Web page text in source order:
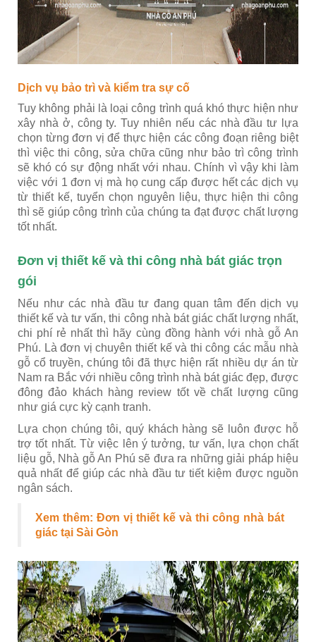
Dịch vụ bảo trì và kiểm tra sự cố
Tuy không phải là loại công trình quá khó thực hiện như
xây nhà ở, công ty. Tuy nhiên nếu các nhà đầu tư lựa
chọn từng đơn vị để thực hiện các công đoạn riêng biệt
thì việc thi công, sửa chữa cũng như bảo trì công trình
sẽ khó có sự động nhất với nhau. Chính vì vậy khi làm
việc với 1 đơn vị mà họ cung cấp được hết các dịch vụ
từ thiết kế, tuyển chọn nguyên liệu, thực hiện thi công
thì sẽ giúp công trình của chúng ta đạt được chất lượng
tốt nhất.
Đơn vị thiết kế và thi công nhà bát giác trọn
gói
Nếu như các nhà đầu tư đang quan tâm đến dịch vụ
thiết kế và tư vấn, thi công nhà bát giác chất lượng nhất,
chi phí rẻ nhất thì hãy cùng đồng hành với nhà gỗ An
Phú. Là đơn vị chuyên thiết kế và thi công các mẫu nhà
gỗ cổ truyền, chúng tôi đã thực hiện rất nhiều dự án từ
Nam ra Bắc với nhiều công trình nhà bát giác đẹp, được
đông đảo khách hàng review tốt về chất lượng cũng
như giá cực kỳ cạnh tranh.
Lựa chọn chúng tôi, quý khách hàng sẽ luôn được hỗ
trợ tốt nhất. Từ việc lên ý tưởng, tư vấn, lựa chọn chất
liệu gỗ, Nhà gỗ An Phú sẽ đưa ra những giải pháp hiệu
quả nhất để giúp các nhà đầu tư tiết kiệm được nguồn
ngân sách.
Xem thêm: Đơn vị thiết kế và thi công nhà bát
giác tại Sài Gòn